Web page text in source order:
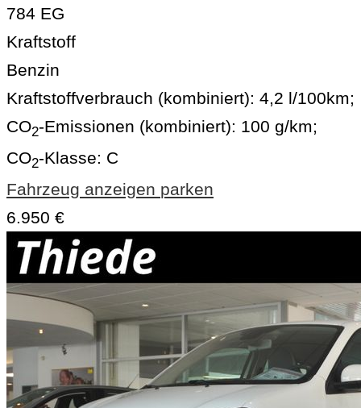
784 EG
Kraftstoff
Benzin
Kraftstoffverbrauch (kombiniert): 4,2 l/100km;
CO2-Emissionen (kombiniert): 100 g/km;
CO2-Klasse: C
Fahrzeug anzeigen parken
6.950 €